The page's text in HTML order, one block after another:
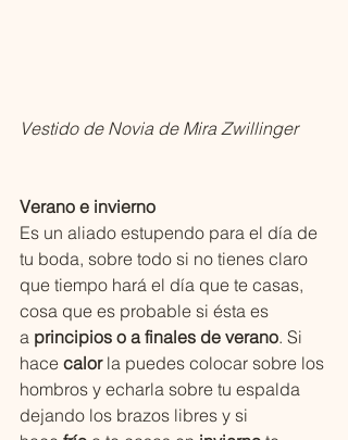
Vestido de Novia de Mira Zwillinger
Verano e invierno
Es un aliado estupendo para el día de
tu boda, sobre todo si no tienes claro
que tiempo hará el día que te casas,
cosa que es probable si ésta es
a principios o a finales de verano. Si
hace calor la puedes colocar sobre los
hombros y echarla sobre tu espalda
dejando los brazos libres y si